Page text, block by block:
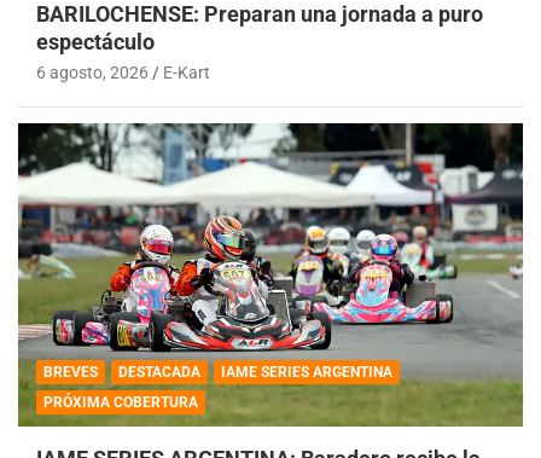
BARILOCHENSE: Preparan una jornada a puro
espectáculo
6 agosto, 2026 E-Kart
BREVES DESTACADA
IAME SERIES ARGENTINA
PRÓXIMA COBERTURA